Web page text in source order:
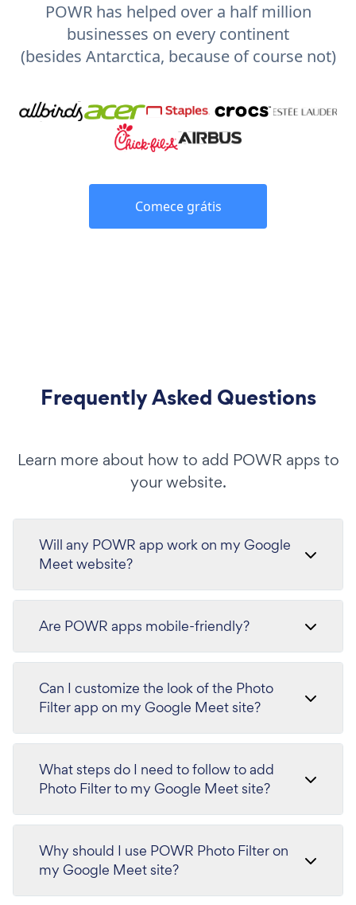
POWR has helped over a half million
businesses on every continent
(besides Antarctica, because of course not)
Comece grátis
Frequently Asked Questions
Learn more about how to add POWR apps to
your website.
Will any POWR app work on my Google
Meet website?
Are POWR apps mobile-friendly?
Can I customize the look of the Photo
Filter app on my Google Meet site?
What steps do I need to follow to add
Photo Filter to my Google Meet site?
Why should I use POWR Photo Filter on
my Google Meet site?